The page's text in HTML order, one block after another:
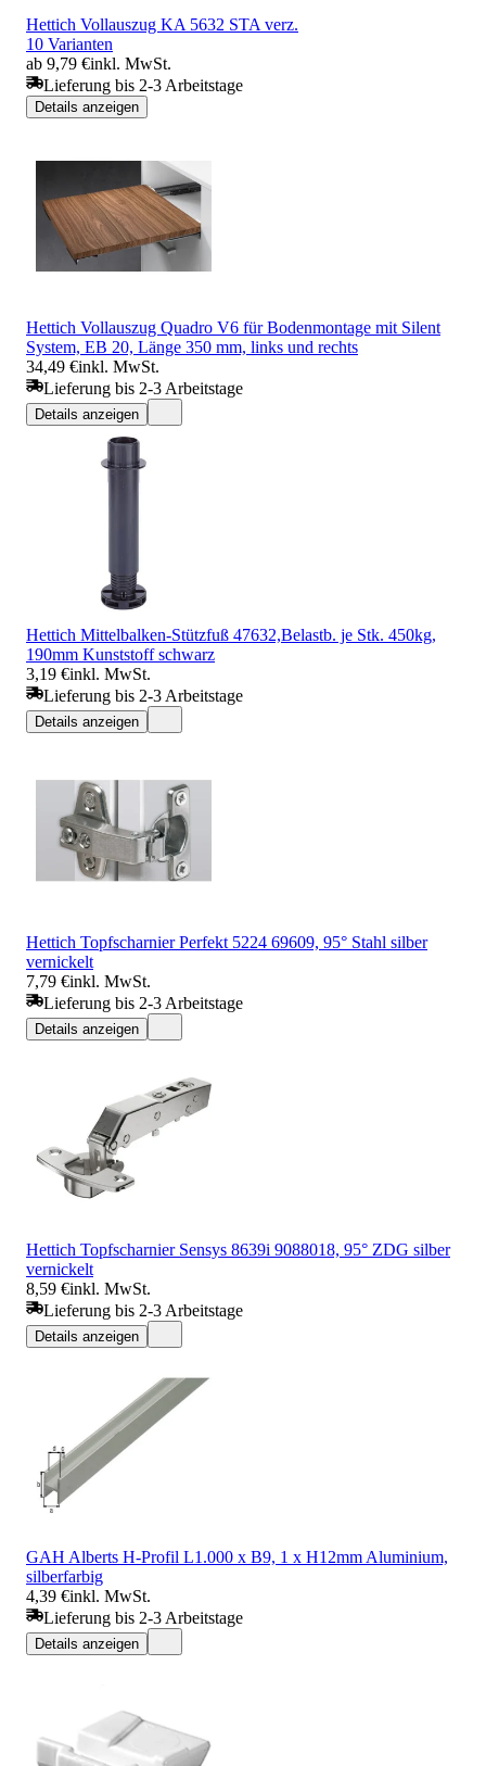
Hettich Vollauszug KA 5632 STA verz.
10 Varianten
ab 9,79 €inkl. MwSt.
Lieferung bis 2-3 Arbeitstage
Details anzeigen
Hettich Vollauszug Quadro V6 für Bodenmontage mit Silent
System, EB 20, Länge 350 mm, links und rechts
34,49 €inkl. MwSt.
Lieferung bis 2-3 Arbeitstage
Details anzeigen
Hettich Mittelbalken-Stützfuß 47632,Belastb. je Stk. 450kg,
190mm Kunststoff schwarz
3,19 €inkl. MwSt.
Lieferung bis 2-3 Arbeitstage
Details anzeigen
Hettich Topfscharnier Perfekt 5224 69609, 95° Stahl silber
vernickelt
7,79 €inkl. MwSt.
Lieferung bis 2-3 Arbeitstage
Details anzeigen
Hettich Topfscharnier Sensys 8639i 9088018, 95° ZDG silber
vernickelt
8,59 €inkl. MwSt.
Lieferung bis 2-3 Arbeitstage
Details anzeigen
GAH Alberts H-Profil L1.000 x B9, 1 x H12mm Aluminium,
silberfarbig
4,39 €inkl. MwSt.
Lieferung bis 2-3 Arbeitstage
Details anzeigen